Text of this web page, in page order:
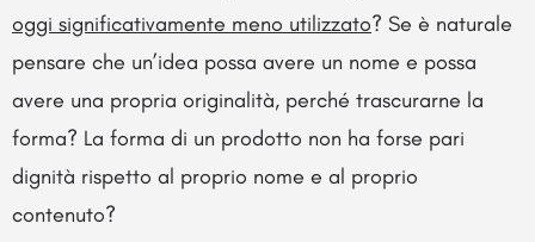
oggi significativamente meno utilizzato? Se è naturale
pensare che un’idea possa avere un nome e possa
avere una propria originalità, perché trascurarne la
forma? La forma di un prodotto non ha forse pari
dignità rispetto al proprio nome e al proprio
contenuto?